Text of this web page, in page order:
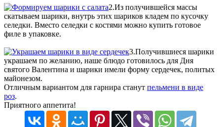
2.Из получившейся массы
скатываем шарики, внутрь этих шариков кладем по кусочку
селедки. Вместо селедки с костями можно купить готовое
филе в упаковке.
3.Получившиеся шарики
украшаем по желанию, наше блюдо готовилось для Дня
святого Валентина и шарики имели форму сердечек, политых
майонезом.
Отличным вариантом для гарнира станут пельмени в виде
роз.
Приятного аппетита!